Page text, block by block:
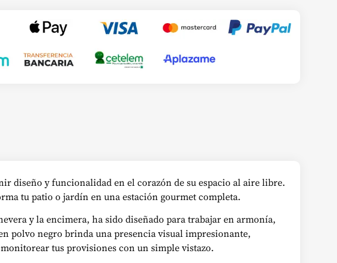
diseño y funcionalidad en el corazón de su espacio al aire libre.
tu patio o jardín en una estación gourmet completa.
y la encimera, ha sido diseñado para trabajar en armonía,
polvo negro brinda una presencia visual impresionante,
tus provisiones con un simple vistazo.